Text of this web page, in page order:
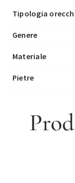
Tipologia
Genere
Materiale
Pietre